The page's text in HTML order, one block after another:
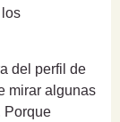
del perfil de
mirar algunas
Porque